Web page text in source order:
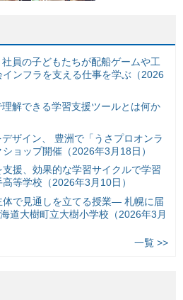
員の子どもたちが配船ゲームや工
ンフラを支える仕事を学ぶ（2026
理解できる学習支援ツールとは何か
ザイン、 豊洲で「うさプロオンラ
ョップ開催（2026年3月18日）
援、効果的な学習サイクルで学習
等学校（2026年3月10日）
体で見通しを立てる授業— 札幌に届
道大樹町立大樹小学校（2026年3月
一覧 >>